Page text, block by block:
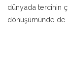
dünyada tercihin
dönüşümünde de